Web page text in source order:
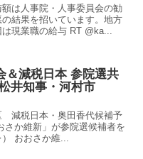
額は人事院・人事委員会の勧
結果を招いています。地方
現業職の給与 RT @ka...
＆減税日本 参院選共
井知事・河村市
減税日本・奥田香代候補予
さか維新」が参院選候補者を
おおさか維...